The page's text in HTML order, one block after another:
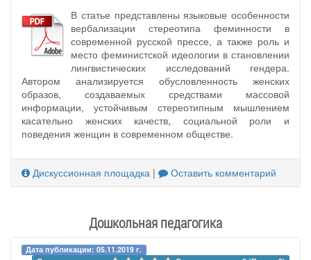
В статье представлены языковые особенности
вербализации стереотипа феминности в
современной русской прессе, а также роль и
место феминистской идеологии в становлении
лингвистических исследований гендера.
Автором анализируется обусловленность женских
образов, создаваемых средствами массовой
информации, устойчивым стереотипным мышлением
касательно женских качеств, социальной роли и
поведения женщин в современном обществе.
Дискуссионная площадка | Оставить комментарий
Дошкольная педагогика
Дата публикации: 05.11.2019 г.